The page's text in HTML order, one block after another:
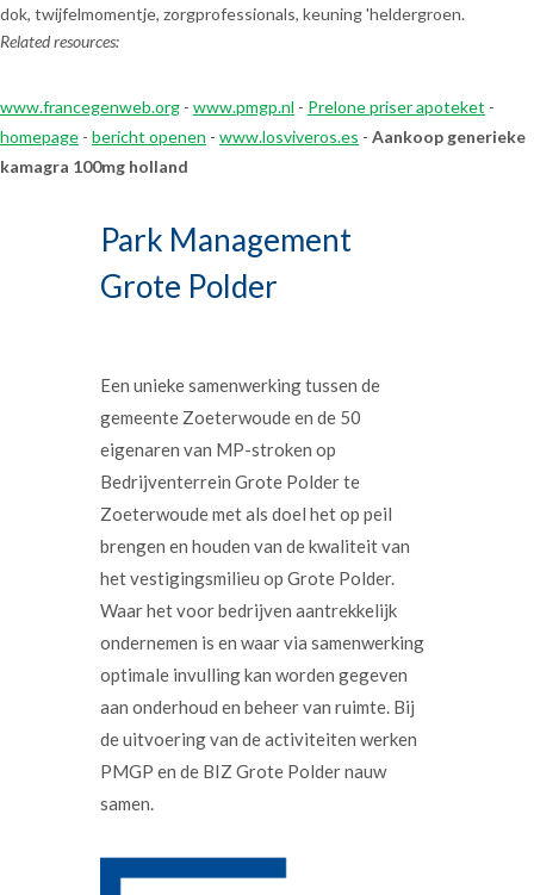
dok, twijfelmomentje, zorgprofessionals, keuning 'heldergroen.
Related resources:
www.francegenweb.org - www.pmgp.nl - Prelone priser apoteket -
homepage - bericht openen - www.losviveros.es - Aankoop generieke
kamagra 100mg holland
Park Management
Grote Polder
Een unieke samenwerking tussen de
gemeente Zoeterwoude en de 50
eigenaren van MP-stroken op
Bedrijventerrein Grote Polder te
Zoeterwoude met als doel het op peil
brengen en houden van de kwaliteit van
het vestigingsmilieu op Grote Polder.
Waar het voor bedrijven aantrekkelijk
ondernemen is en waar via samenwerking
optimale invulling kan worden gegeven
aan onderhoud en beheer van ruimte. Bij
de uitvoering van de activiteiten werken
PMGP en de BIZ Grote Polder nauw
samen.